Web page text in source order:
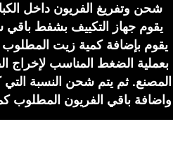
شحن وتفريغ الفريون داخل
يقوم جهاز التكييف بشفط باقي
يقوم بإضافة كمية زيت
بعملية الضغط المناسب لإخراج
المصنع. ثم يتم شحن النسبة
واضافة باقي الفريون المطلوب